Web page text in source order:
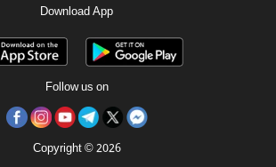
Download App
Follow us on
Copyright © 2026